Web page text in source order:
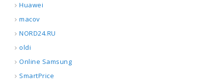
Huawei
macov
NORD24.RU
oldi
Online Samsung
SmartPrice